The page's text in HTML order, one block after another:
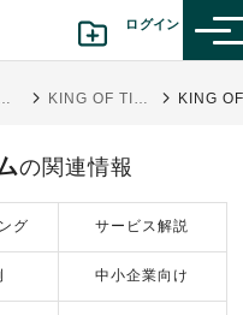
ログイン
システム KING OF TIME
の関連情報
グ サービス解説
中小企業向け